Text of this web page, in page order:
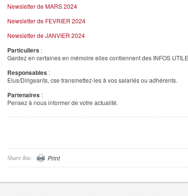
Newsletter de MARS 2024
Newsletter de FEVRIER 2024
Newsletter de JANVIER 2024
Particuliers :
Gardez en certaines en mémoire elles contiennent des INFOS
Responsables :
Elus/Dirigeants, cse transmettez-les à vos salariés ou adhérents.
Partenaires :
Pensez à nous informer de votre actualité.
Share this: Print